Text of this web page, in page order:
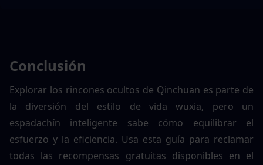
Conclusión
Explorar los rincones ocultos de Qinchuan es parte de
la diversión del estilo de vida wuxia, pero un
espadachín inteligente sabe cómo equilibrar el
esfuerzo y la eficiencia. Usa esta guía para reclamar
todas las recompensas gratuitas disponibles en el